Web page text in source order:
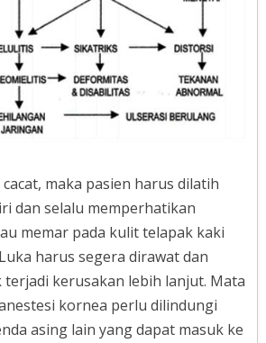
maka pasien harus dilatih
dan selalu memperhatikan
memar pada kulit telapak kaki
harus segera dirawat dan
kerusakan lebih lanjut. Mata
kornea perlu dilindungi
asing lain yang dapat masuk ke